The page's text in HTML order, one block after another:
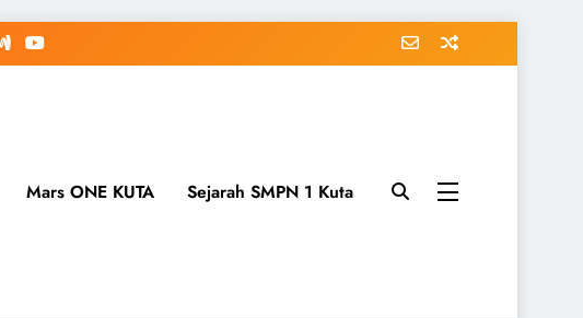
Mars ONE KUTA Sejarah SMPN 1 Kuta